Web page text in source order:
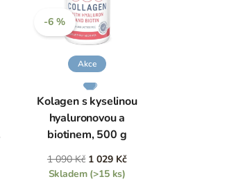
-6 %
Akce
Kolagen s kyselinou
hyaluronovou a
biotinem, 500 g
1 090 Kč 1 029 Kč
Skladem (>15 ks)